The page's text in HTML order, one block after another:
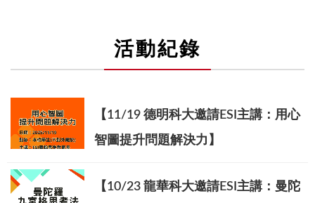
活動紀錄
【11/19 德明科大邀請ESI主講：用心
智圖提升問題解決力】
【10/23 龍華科大邀請ESI主講：曼陀